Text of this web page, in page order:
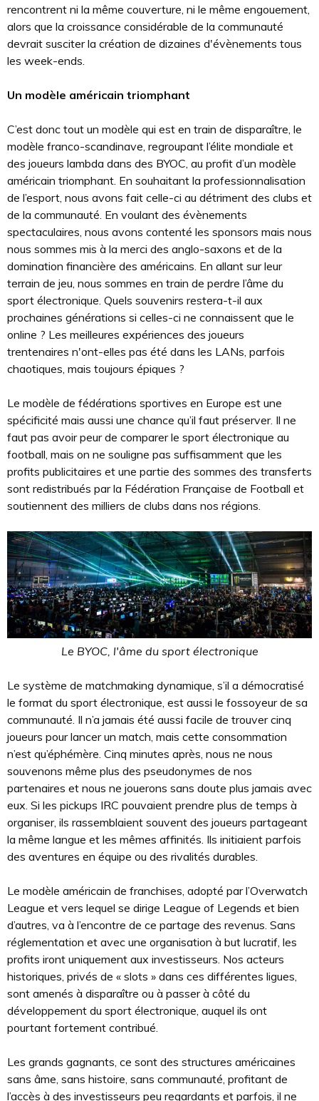
rencontrent ni la même couverture, ni le même engouement,
alors que la croissance considérable de la communauté
devrait susciter la création de dizaines d'évènements tous
les week-ends.
Un modèle américain triomphant
C’est donc tout un modèle qui est en train de disparaître, le
modèle franco-scandinave, regroupant l’élite mondiale et
des joueurs lambda dans des BYOC, au profit d’un modèle
américain triomphant. En souhaitant la professionnalisation
de l’esport, nous avons fait celle-ci au détriment des clubs et
de la communauté. En voulant des évènements
spectaculaires, nous avons contenté les sponsors mais nous
nous sommes mis à la merci des anglo-saxons et de la
domination financière des américains. En allant sur leur
terrain de jeu, nous sommes en train de perdre l’âme du
sport électronique. Quels souvenirs restera-t-il aux
prochaines générations si celles-ci ne connaissent que le
online ? Les meilleures expériences des joueurs
trentenaires n'ont-elles pas été dans les LANs, parfois
chaotiques, mais toujours épiques ?
Le modèle de fédérations sportives en Europe est une
spécificité mais aussi une chance qu’il faut préserver. Il ne
faut pas avoir peur de comparer le sport électronique au
football, mais on ne souligne pas suffisamment que les
profits publicitaires et une partie des sommes des transferts
sont redistribués par la Fédération Française de Football et
soutiennent des milliers de clubs dans nos régions.
Le BYOC, l'âme du sport électronique
Le système de matchmaking dynamique, s’il a démocratisé
le format du sport électronique, est aussi le fossoyeur de sa
communauté. Il n’a jamais été aussi facile de trouver cinq
joueurs pour lancer un match, mais cette consommation
n’est qu’éphémère. Cinq minutes après, nous ne nous
souvenons même plus des pseudonymes de nos
partenaires et nous ne jouerons sans doute plus jamais avec
eux. Si les pickups IRC pouvaient prendre plus de temps à
organiser, ils rassemblaient souvent des joueurs partageant
la même langue et les mêmes affinités. Ils initiaient parfois
des aventures en équipe ou des rivalités durables.
Le modèle américain de franchises, adopté par l’Overwatch
League et vers lequel se dirige League of Legends et bien
d’autres, va à l’encontre de ce partage des revenus. Sans
réglementation et avec une organisation à but lucratif, les
profits iront uniquement aux investisseurs. Nos acteurs
historiques, privés de « slots » dans ces différentes ligues,
sont amenés à disparaître ou à passer à côté du
développement du sport électronique, auquel ils ont
pourtant fortement contribué.
Les grands gagnants, ce sont des structures américaines
sans âme, sans histoire, sans communauté, profitant de
l’accès à des investisseurs peu regardants et parfois, il ne